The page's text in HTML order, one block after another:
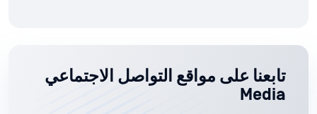
تابعنا على مواقع التواصل الاجتماعي
Media